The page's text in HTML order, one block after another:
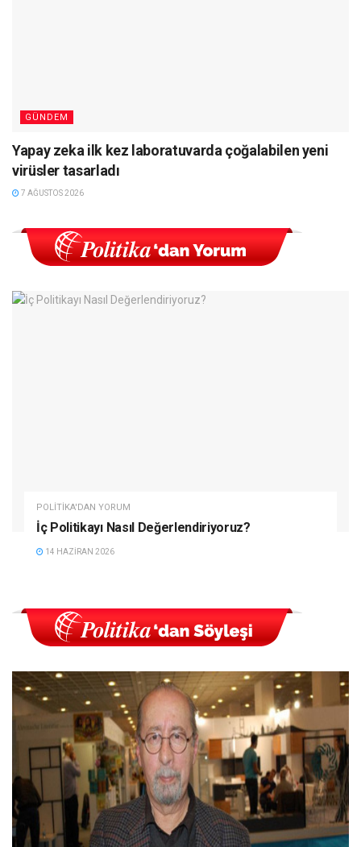
GÜNDEM
Yapay zeka ilk kez laboratuvarda çoğalabilen yeni
virüsler tasarladı
7 AĞUSTOS 2026
POLITIKA'DAN YORUM
İç Politikayı Nasıl Değerlendiriyoruz?
14 HAZIRAN 2026